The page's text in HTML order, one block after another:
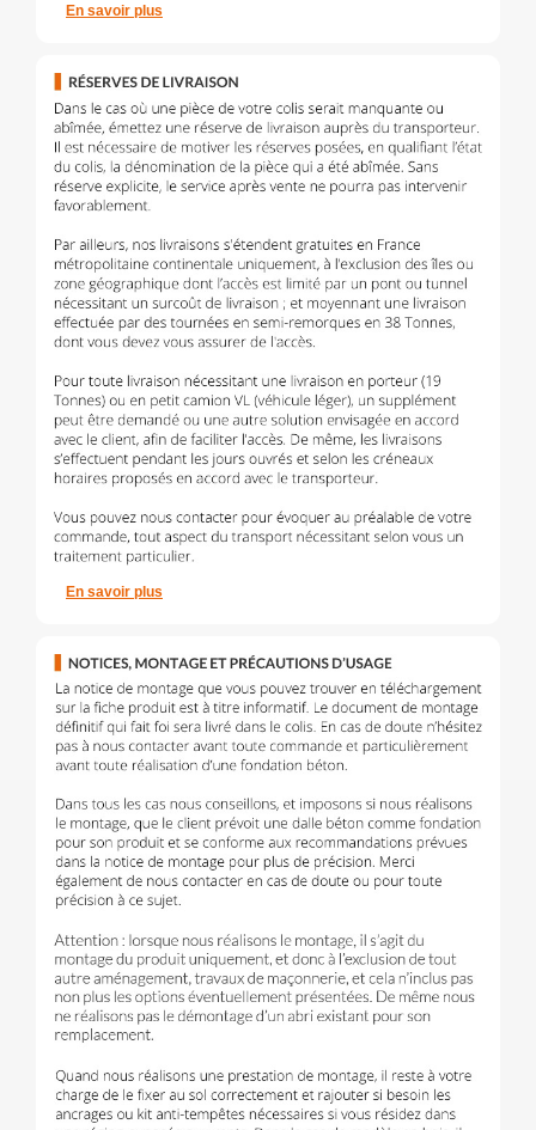
En savoir plus
En savoir plus